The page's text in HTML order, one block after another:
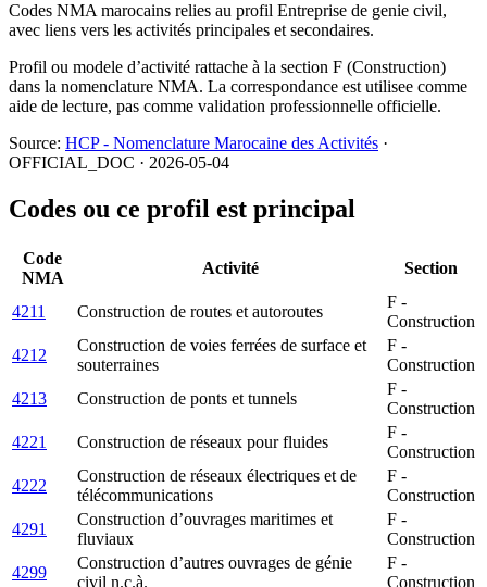
Codes NMA marocains relies au profil Entreprise de genie civil,
avec liens vers les activités principales et secondaires.
Profil ou modele d’activité rattache à la section F (Construction)
dans la nomenclature NMA. La correspondance est utilisee comme
aide de lecture, pas comme validation professionnelle officielle.
Source: HCP - Nomenclature Marocaine des Activités ·
OFFICIAL_DOC · 2026-05-04
Codes ou ce profil est principal
Code
NMA
Activité Section
4211 Construction de routes et autoroutes
F -
Construction
4212
Construction de voies ferrées de surface et
souterraines
F -
Construction
4213
Construction de ponts et tunnels
F -
Construction
4221
Construction de réseaux pour fluides
F -
Construction
4222
Construction de réseaux électriques et de
télécommunications
F -
Construction
4291
Construction d’ouvrages maritimes et
fluviaux
F -
Construction
4299
Construction d’autres ouvrages de génie
civil n.c.à.
F -
Construction